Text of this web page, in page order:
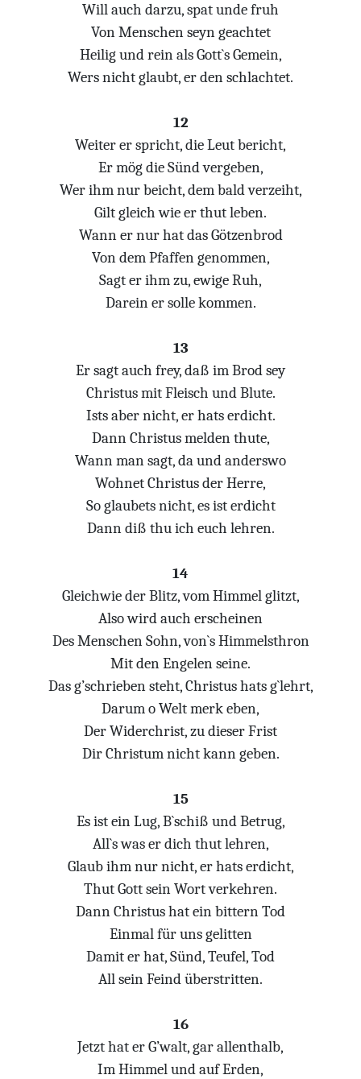
Will auch darzu, spat unde fruh
Von Menschen seyn geachtet
Heilig und rein als Gott`s Gemein,
Wers nicht glaubt, er den schlachtet.
12
Weiter er spricht, die Leut bericht,
Er mög die Sünd vergeben,
Wer ihm nur beicht, dem bald verzeiht,
Gilt gleich wie er thut leben.
Wann er nur hat das Götzenbrod
Von dem Pfaffen genommen,
Sagt er ihm zu, ewige Ruh,
Darein er solle kommen.
13
Er sagt auch frey, daß im Brod sey
Christus mit Fleisch und Blute.
Ists aber nicht, er hats erdicht.
Dann Christus melden thute,
Wann man sagt, da und anderswo
Wohnet Christus der Herre,
So glaubets nicht, es ist erdicht
Dann diß thu ich euch lehren.
14
Gleichwie der Blitz, vom Himmel glitzt,
Also wird auch erscheinen
Des Menschen Sohn, von`s Himmelsthron
Mit den Engelen seine.
Das g’schrieben steht, Christus hats g`lehrt,
Darum o Welt merk eben,
Der Widerchrist, zu dieser Frist
Dir Christum nicht kann geben.
15
Es ist ein Lug, B`schiß und Betrug,
All`s was er dich thut lehren,
Glaub ihm nur nicht, er hats erdicht,
Thut Gott sein Wort verkehren.
Dann Christus hat ein bittern Tod
Einmal für uns gelitten
Damit er hat, Sünd, Teufel, Tod
All sein Feind überstritten.
16
Jetzt hat er G’walt, gar allenthalb,
Im Himmel und auf Erden,